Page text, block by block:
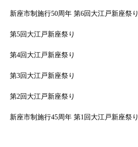
新座市制施行50周年 第6回大江戸新座祭り
第5回大江戸新座祭り
第4回大江戸新座祭り
第3回大江戸新座祭り
第2回大江戸新座祭り
新座市制施行45周年 第1回大江戸新座祭り